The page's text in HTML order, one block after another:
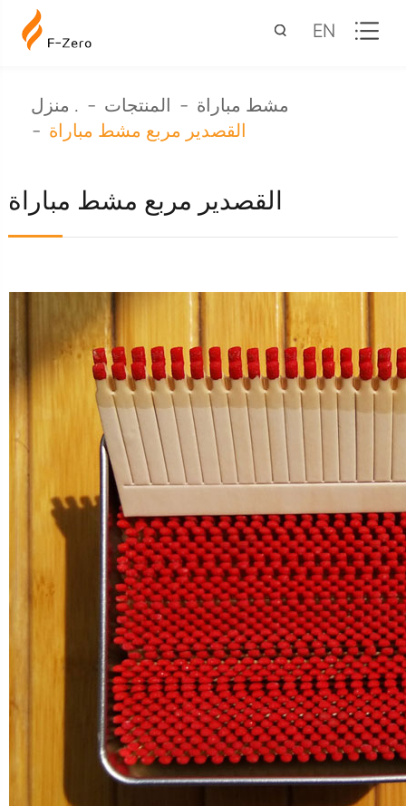
EN
منزل . المنتجات
مشط مباراة
القصدير مربع مشط مباراة
القصدير مربع مشط مباراة